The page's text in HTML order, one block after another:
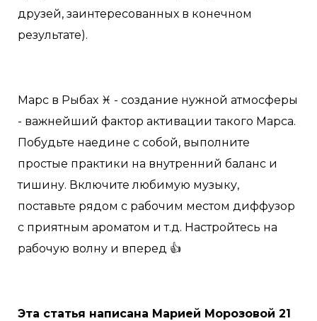
друзей, заинтересованных в конечном
результате).
Марс в Рыбах ♓️ - создание нужной атмосферы
- важнейший фактор активации такого Марса.
Побудьте наедине с собой, выполните
простые практики на внутренний баланс и
тишину. Включите любимую музыку,
поставьте рядом с рабочим местом диффузор
с приятным ароматом и т.д. Настройтесь на
рабочую волну и вперед 👍
Эта статья написана Марией Морозовой 21